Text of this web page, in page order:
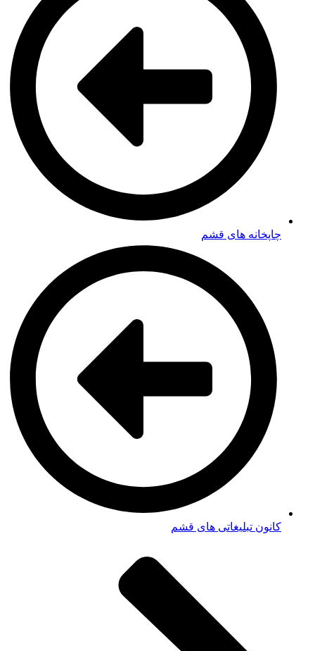
چاپخانه های قشم
کانون تبلیغاتی های قشم